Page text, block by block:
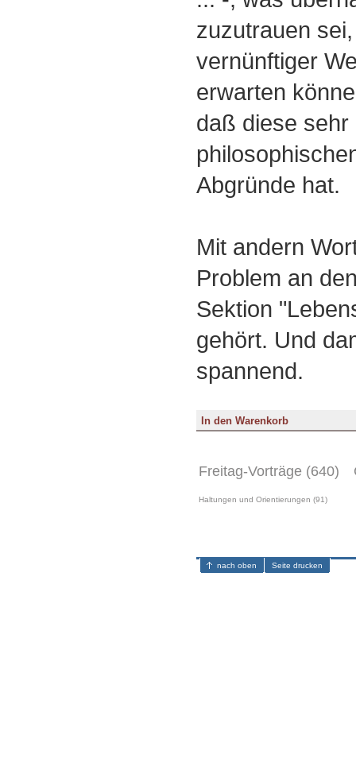
zuzutrauen
vernünftiger
erwarten
daß diese
Abgründe hat.
Mit andern
Problem an
Sektion
gehört. Und
spannend.
Freitag-Vorträge (640)
Haltungen und Orientierungen (91)
nach oben Seite drucken